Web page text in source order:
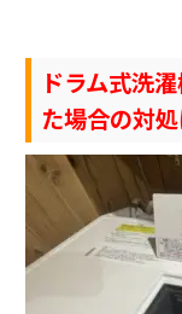
ドラム式洗
た場合の対